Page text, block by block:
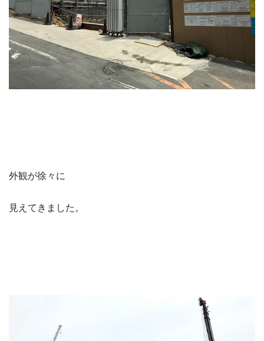
外観が徐々に
見えてきました。